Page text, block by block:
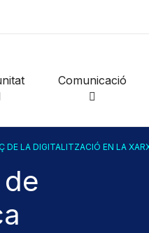
Comunicació
DE LA DIGITALITZACIÓ EN LA